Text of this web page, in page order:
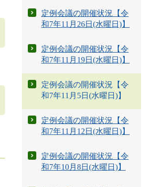
定例会議の開催状況【令
和7年11月26日(水曜日)】
定例会議の開催状況【令
和7年11月19日(水曜日)】
定例会議の開催状況【令
和7年11月5日(水曜日)】
定例会議の開催状況【令
和7年11月12日(水曜日)】
定例会議の開催状況【令
和7年10月8日(水曜日)】